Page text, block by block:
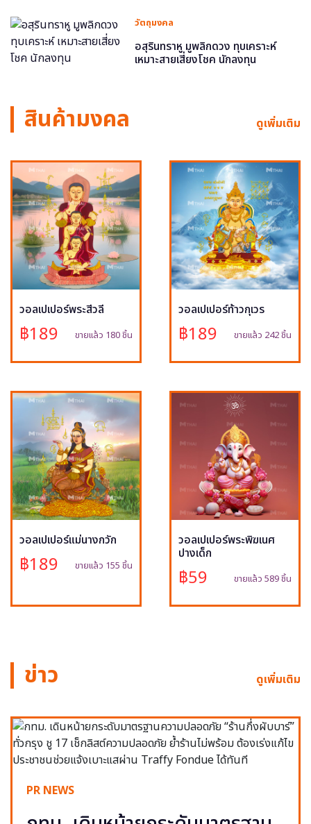
วัตถุมงคล
อสุรินทราหู มูพลิกดวง ทุบเคราะห์
เหมาะสายเสี่ยงโชค นักลงทุน
สินค้ามงคล ดูเพิ่มเติม
วอลเปเปอร์พระสีวลี
฿189 ขายแล้ว 180 ชิ้น
วอลเปเปอร์ท้าวกุเวร
฿189 ขายแล้ว 242 ชิ้น
วอลเปเปอร์แม่นางกวัก
฿189 ขายแล้ว 155 ชิ้น
วอลเปเปอร์พระพิฆเนศ
ปางเด็ก
฿59 ขายแล้ว 589 ชิ้น
ข่าว ดูเพิ่มเติม
PR NEWS